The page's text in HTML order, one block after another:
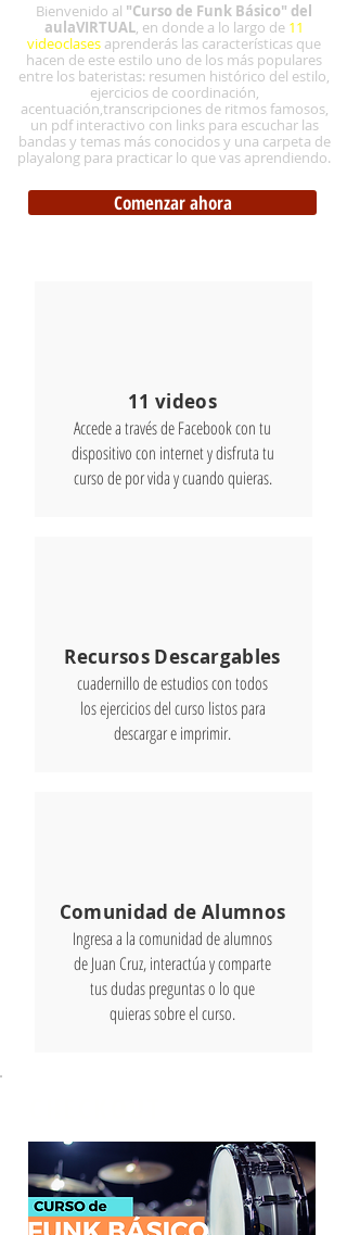
Bienvenido al "Curso de Funk Básico" del
aulaVIRTUAL, en donde a lo largo de 11
videoclases aprenderás las características que
hacen de este estilo uno de los más populares
entre los bateristas: resumen histórico del estilo,
ejercicios de coordinación,
acentuación,transcripciones de ritmos famosos,
un pdf interactivo con links para escuchar las
bandas y temas más conocidos y una carpeta de
playalong para practicar lo que vas aprendiendo.
Comenzar ahora
11 videos
Accede a través de Facebook con tu
dispositivo con internet y disfruta tu
curso de por vida y cuando quieras.
Recursos Descargables
cuadernillo de estudios con todos
los ejercicios del curso listos para
descargar e imprimir.
Comunidad de Alumnos
Ingresa a la comunidad de alumnos
de Juan Cruz, interactúa y comparte
tus dudas preguntas o lo que
quieras sobre el curso.